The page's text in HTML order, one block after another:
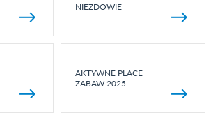
NIEZDOWIE
AKTYWNE PLACE
ZABAW 2025